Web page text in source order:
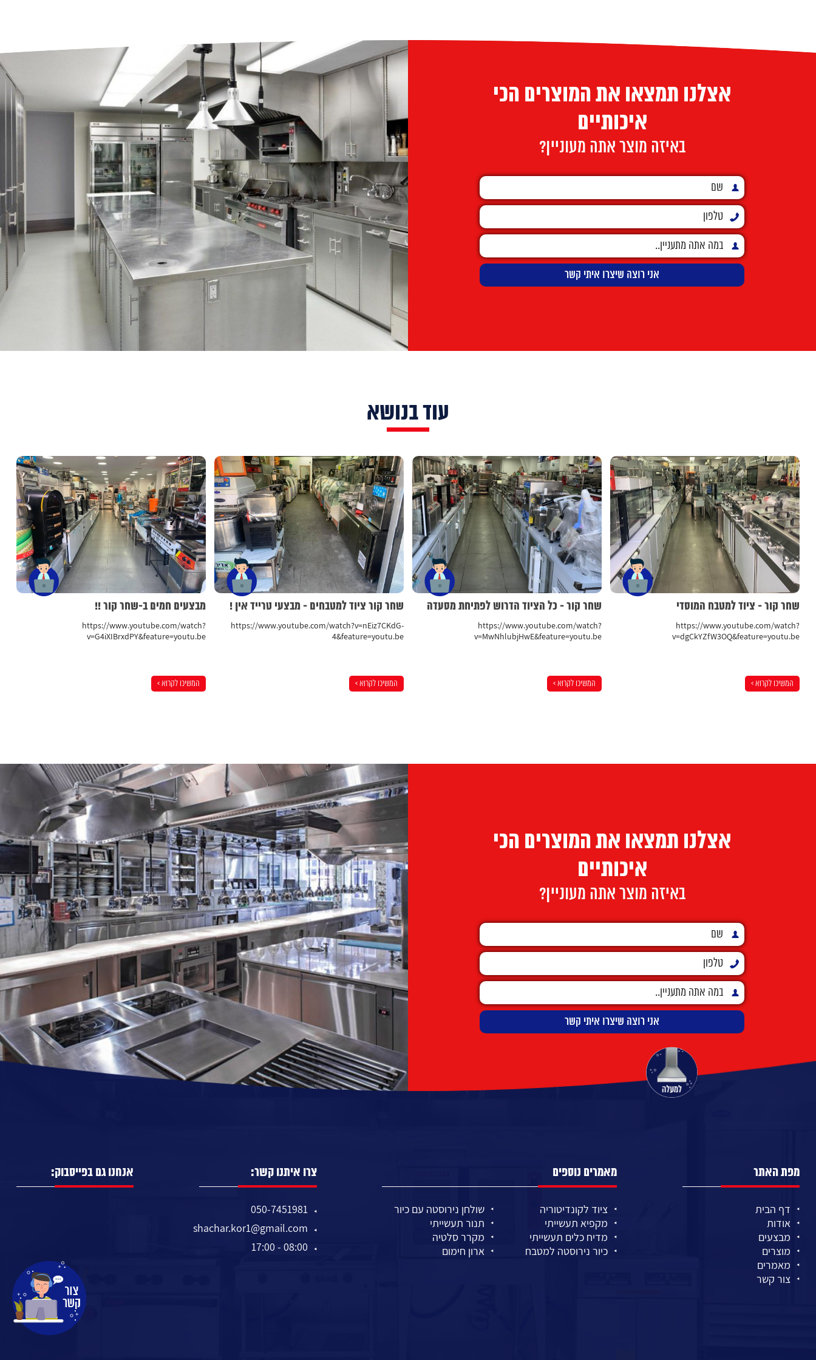
אצלנו תמצאו את המוצרים הכי
איכותיים
באיזה מוצר אתה מעוניין?
עוד בנושא
שחר קור - ציוד למטבח המוסדי
https://www.youtube.com/watch?
v=dgCkYZfW3OQ&feature=youtu.be
המשיכו לקרוא >
שחר קור - כל הציוד הדרוש לפתיחת מסעדה
https://www.youtube.com/watch?
v=MwNhlubjHwE&feature=youtu.be
המשיכו לקרוא >
שחר קור ציוד למטבחים - מבצעי טרייד אין !
https://www.youtube.com/watch?v=nEiz7CKdG-
4&feature=youtu.be
המשיכו לקרוא >
מבצעים חמים ב-שחר קור !!
https://www.youtube.com/watch?
v=G4iXIBrxdPY&feature=youtu.be
המשיכו לקרוא >
אצלנו תמצאו את המוצרים הכי
איכותיים
באיזה מוצר אתה מעוניין?
מפת האתר
דף הבית
אודות
מבצעים
מוצרים
מאמרים
צור קשר
מאמרים נוספים
ציוד לקונדיטוריה
שולחן נירוסטה עם כיור
מקפיא תעשייתי
תנור תעשייתי
מדיח כלים תעשייתי
מקרר סלטיה
כיור נירוסטה למטבח
ארון חימום
צרו איתנו קשר:
050-7451981
shachar.kor1@gmail.com
08:00 - 17:00
אנחנו גם בפייסבוק: